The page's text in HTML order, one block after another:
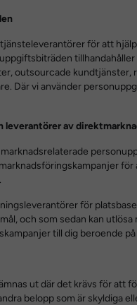
för att
outsourcade kundtjänster,
Där vi använder
leverantörer av
för
och som sedan kan
till dig beroende på
ut där det krävs för att
belopp som är skyldiga